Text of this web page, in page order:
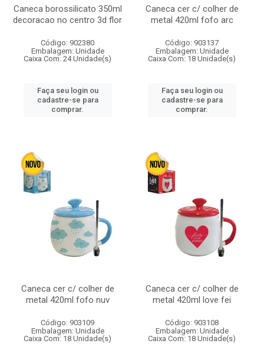
Caneca borossilicato 350ml
decoracao no centro 3d flor
Código: 902380
Embalagem: Unidade
Caixa Com: 24 Unidade(s)
Faça seu login ou
cadastre-se para
comprar.
Caneca cer c/ colher de
metal 420ml fofo arc
Código: 903137
Embalagem: Unidade
Caixa Com: 18 Unidade(s)
Faça seu login ou
cadastre-se para
comprar.
Caneca cer c/ colher de
metal 420ml fofo nuv
Código: 903109
Embalagem: Unidade
Caixa Com: 18 Unidade(s)
Caneca cer c/ colher de
metal 420ml love fei
Código: 903108
Embalagem: Unidade
Caixa Com: 18 Unidade(s)